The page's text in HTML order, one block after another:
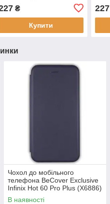
мікрофібра
₴
Купити
227
Чохол до мобільного
телефона BeCover Exclusive
Infinix Hot 60 Pro Plus (X6886)
Deep Blue (714717)
В наявності